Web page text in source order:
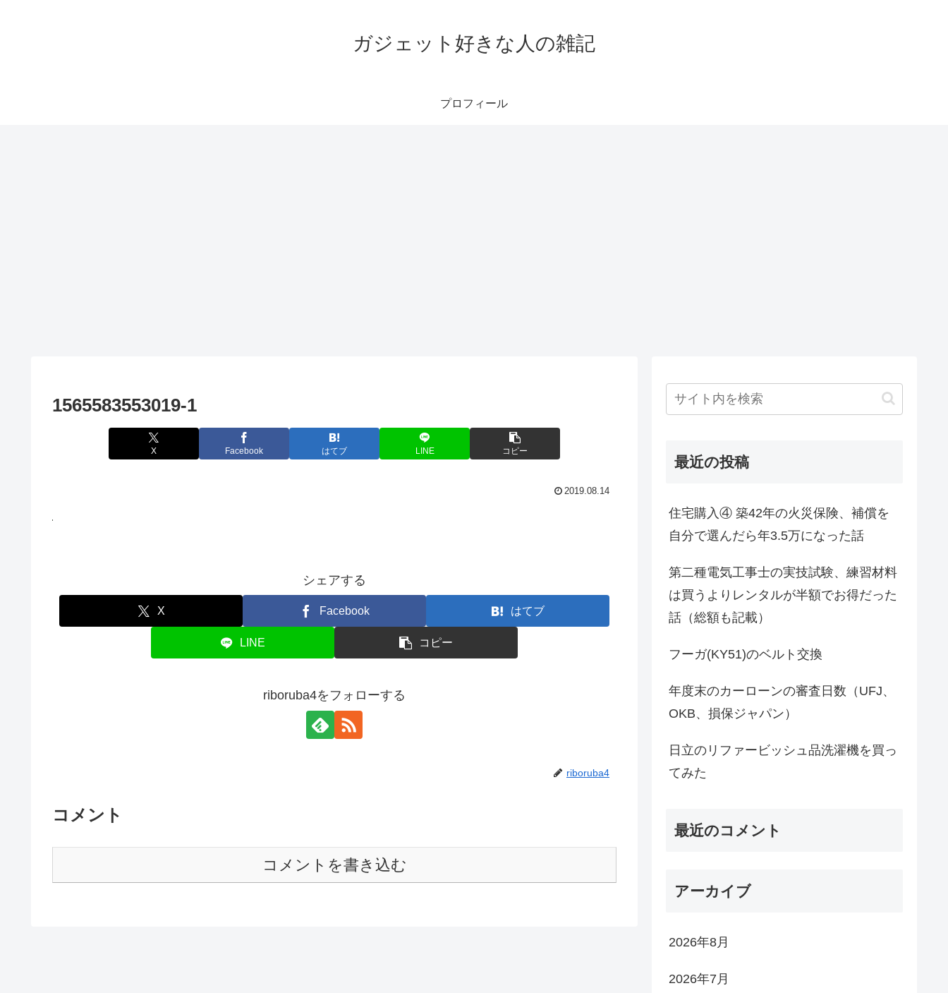
ガジェット好きな人の雑記
プロフィール
1565583553019-1
X Facebook はてブ LINE コピー
2019.08.14
シェアする
X Facebook はてブ
LINE コピー
riboruba4をフォローする
riboruba4
コメント
コメントを書き込む
最近の投稿
住宅購入④ 築42年の火災保険、補償を
自分で選んだら年3.5万になった話
第二種電気工事士の実技試験、練習材料
は買うよりレンタルが半額でお得だった
話（総額も記載）
フーガ(KY51)のベルト交換
年度末のカーローンの審査日数（UFJ、
OKB、損保ジャパン）
日立のリファービッシュ品洗濯機を買っ
てみた
最近のコメント
アーカイブ
2026年8月
2026年7月